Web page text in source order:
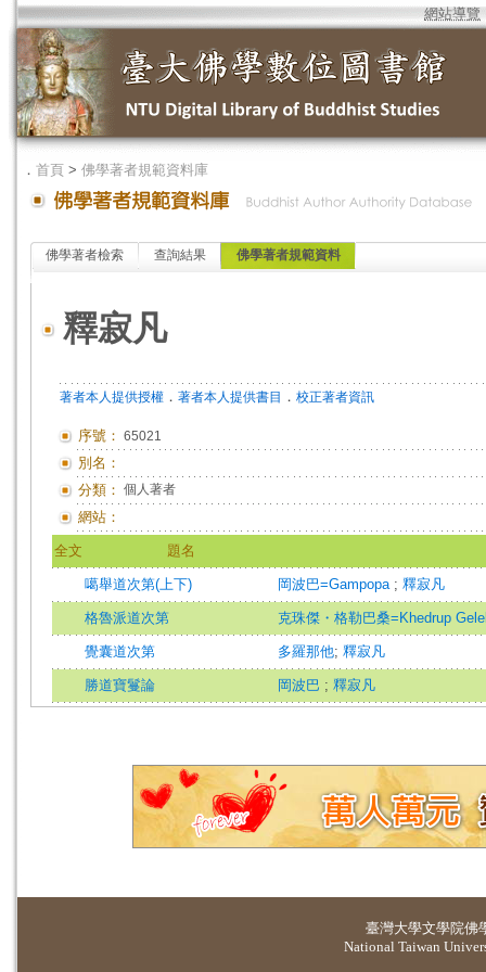
網站導覽
． 首頁 > 佛學著者規範資料庫
佛學著者檢索 查詢結果 佛學著者規範資料
釋寂凡
著者本人提供授權 ． 著者本人提供書目 ． 校正著者資訊
序號： 65021
別名：
分類： 個人著者
網站：
全文 題名
噶舉道次第(上下) 岡波巴=Gampopa ; 釋寂凡
格魯派道次第 克珠傑・格勒巴桑=Khedrup
覺囊道次第 多羅那他; 釋寂凡
勝道寶鬘論 岡波巴 ; 釋寂凡
臺灣大學文學院佛
National Taiwan